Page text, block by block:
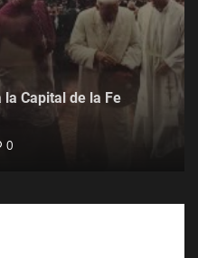
Capital de la Fe
0